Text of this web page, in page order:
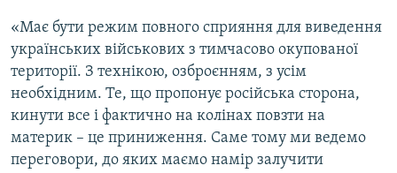
«Має бути режим повного сприяння для виведення
українських військових з тимчасово окупованої
території. З технікою, озброєнням, з усім
необхідним. Те, що пропонує російська сторона,
кинути все і фактично на колінах повзти на
материк – це приниження. Саме тому ми ведемо
переговори, до яких маємо намір залучити